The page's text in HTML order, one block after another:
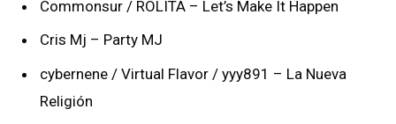
Commonsur / ROLITA – Let’s Make It Happen
Cris Mj – Party MJ
cybernene / Virtual Flavor / yyy891 – La Nueva
Religión